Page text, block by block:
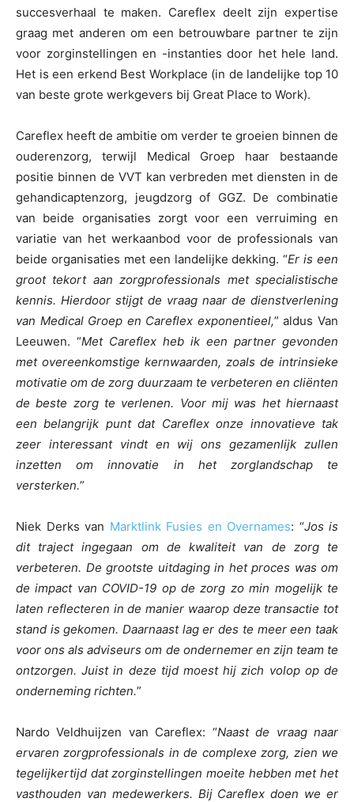
succesverhaal te maken. Careflex deelt zijn expertise
graag met anderen om een betrouwbare partner te zijn
voor zorginstellingen en -instanties door het hele land.
Het is een erkend Best Workplace (in de landelijke top 10
van beste grote werkgevers bij Great Place to Work).
Careflex heeft de ambitie om verder te groeien binnen de
ouderenzorg, terwijl Medical Groep haar bestaande
positie binnen de VVT kan verbreden met diensten in de
gehandicaptenzorg, jeugdzorg of GGZ. De combinatie
van beide organisaties zorgt voor een verruiming en
variatie van het werkaanbod voor de professionals van
beide organisaties met een landelijke dekking. “Er is een
groot tekort aan zorgprofessionals met specialistische
kennis. Hierdoor stijgt de vraag naar de dienstverlening
van Medical Groep en Careflex exponentieel,” aldus Van
Leeuwen. “Met Careflex heb ik een partner gevonden
met overeenkomstige kernwaarden, zoals de intrinsieke
motivatie om de zorg duurzaam te verbeteren en cliënten
de beste zorg te verlenen. Voor mij was het hiernaast
een belangrijk punt dat Careflex onze innovatieve tak
zeer interessant vindt en wij ons gezamenlijk zullen
inzetten om innovatie in het zorglandschap te
versterken.”
Niek Derks van Marktlink Fusies en Overnames: “Jos is
dit traject ingegaan om de kwaliteit van de zorg te
verbeteren. De grootste uitdaging in het proces was om
de impact van COVID-19 op de zorg zo min mogelijk te
laten reflecteren in de manier waarop deze transactie tot
stand is gekomen. Daarnaast lag er des te meer een taak
voor ons als adviseurs om de ondernemer en zijn team te
ontzorgen. Juist in deze tijd moest hij zich volop op de
onderneming richten.”
Nardo Veldhuijzen van Careflex: “Naast de vraag naar
ervaren zorgprofessionals in de complexe zorg, zien we
tegelijkertijd dat zorginstellingen moeite hebben met het
vasthouden van medewerkers. Bij Careflex doen we er